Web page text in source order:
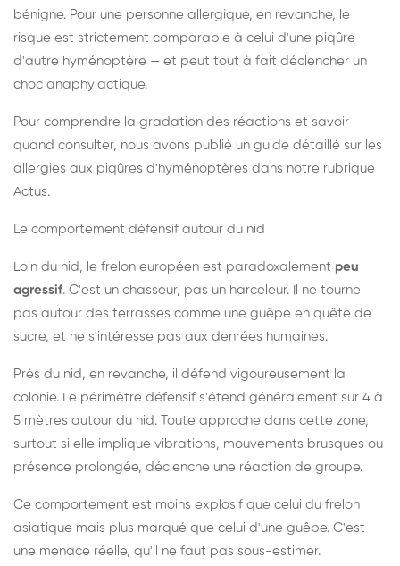
bénigne. Pour une personne allergique, en revanche, le
risque est strictement comparable à celui d'une piqûre
d'autre hyménoptère — et peut tout à fait déclencher un
choc anaphylactique.
Pour comprendre la gradation des réactions et savoir
quand consulter, nous avons publié un guide détaillé sur les
allergies aux piqûres d'hyménoptères dans notre rubrique
Actus.
Le comportement défensif autour du nid
Loin du nid, le frelon européen est paradoxalement peu
agressif. C'est un chasseur, pas un harceleur. Il ne tourne
pas autour des terrasses comme une guêpe en quête de
sucre, et ne s'intéresse pas aux denrées humaines.
Près du nid, en revanche, il défend vigoureusement la
colonie. Le périmètre défensif s'étend généralement sur 4 à
5 mètres autour du nid. Toute approche dans cette zone,
surtout si elle implique vibrations, mouvements brusques ou
présence prolongée, déclenche une réaction de groupe.
Ce comportement est moins explosif que celui du frelon
asiatique mais plus marqué que celui d'une guêpe. C'est
une menace réelle, qu'il ne faut pas sous-estimer.